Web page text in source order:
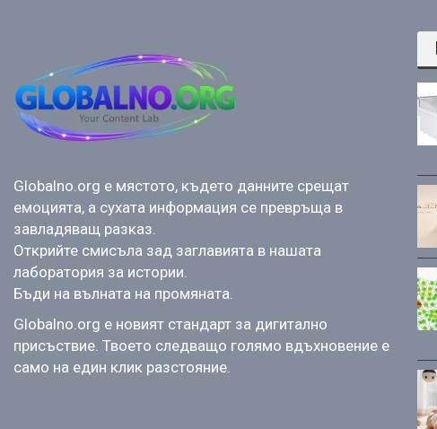
Globalno.org е мястото, където данните срещат
емоцията, а сухата информация се превръща в
завладяващ разказ.
Открийте смисъла зад заглавията в нашата
лаборатория за истории.
Бъди на вълната на промяната.
Globalno.org е новият стандарт за дигитално
присъствие. Твоето следващо голямо вдъхновение е
само на един клик разстояние.